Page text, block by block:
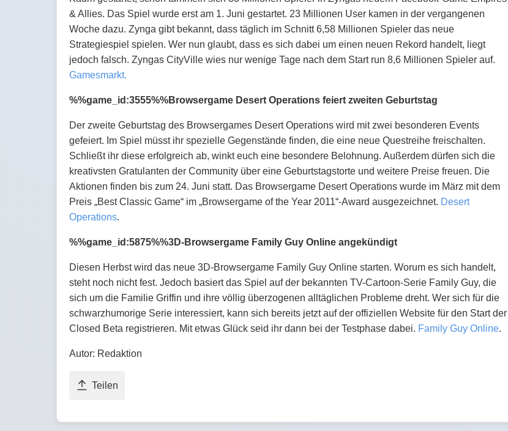
& Allies. Das Spiel wurde erst am 1. Juni gestartet. 23 Millionen User kamen in der vergangenen
Woche dazu. Zynga gibt bekannt, dass täglich im Schnitt 6,58 Millionen Spieler das neue
Strategiespiel spielen. Wer nun glaubt, dass es sich dabei um einen neuen Rekord handelt, liegt
jedoch falsch. Zyngas CityVille wies nur wenige Tage nach dem Start run 8,6 Millionen Spieler auf.
Gamesmarkt.
%%game_id:3555%%Browsergame Desert Operations feiert zweiten Geburtstag
Der zweite Geburtstag des Browsergames Desert Operations wird mit zwei besonderen Events
gefeiert. Im Spiel müsst ihr spezielle Gegenstände finden, die eine neue Questreihe freischalten.
Schließt ihr diese erfolgreich ab, winkt euch eine besondere Belohnung. Außerdem dürfen sich die
kreativsten Gratulanten der Community über eine Geburtstagstorte und weitere Preise freuen. Die
Aktionen finden bis zum 24. Juni statt. Das Browsergame Desert Operations wurde im März mit dem
Preis „Best Classic Game“ im „Browsergame of the Year 2011“-Award ausgezeichnet. Desert
Operations.
%%game_id:5875%%3D-Browsergame Family Guy Online angekündigt
Diesen Herbst wird das neue 3D-Browsergame Family Guy Online starten. Worum es sich handelt,
steht noch nicht fest. Jedoch basiert das Spiel auf der bekannten TV-Cartoon-Serie Family Guy, die
sich um die Familie Griffin und ihre völlig überzogenen alltäglichen Probleme dreht. Wer sich für die
schwarzhumorige Serie interessiert, kann sich bereits jetzt auf der offiziellen Website für den Start der
Closed Beta registrieren. Mit etwas Glück seid ihr dann bei der Testphase dabei. Family Guy Online.
Autor: Redaktion
Teilen